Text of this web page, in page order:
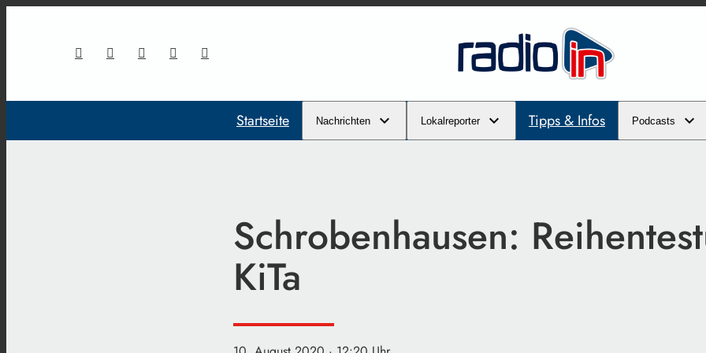
Startseite Nachrichten Lokalreporter Tipps & Infos Podcasts
Schrobenhausen:
KiTa